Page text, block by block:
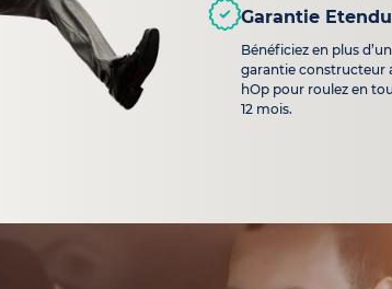
Garantie
Bénéficiez en plus
garantie constructeur
hOp pour roulez en
12 mois.